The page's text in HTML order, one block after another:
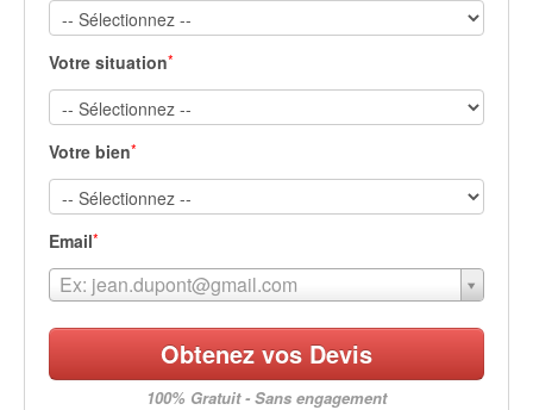
Votre situation*
Votre bien*
Email*
Ex: jean.dupont@gmail.com
Obtenez vos Devis
100% Gratuit - Sans engagement